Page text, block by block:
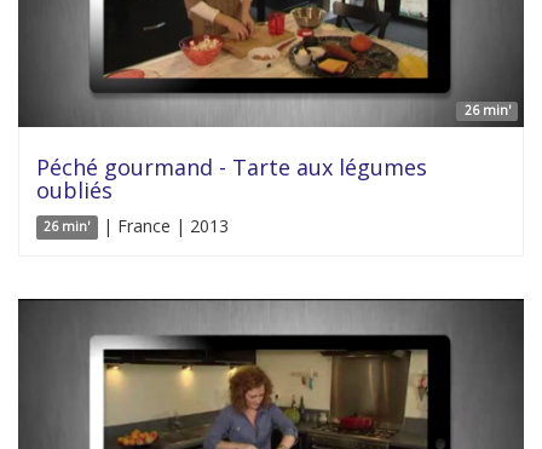
26 min'
Péché gourmand - Tarte aux légumes
oubliés
26 min' | France | 2013